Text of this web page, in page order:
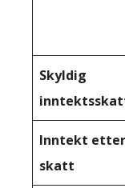
Skyldig
Inntekt etter
skatt